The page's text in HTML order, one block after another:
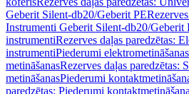
Geberit Silent-db20/Geberit PE
Instrumenti Geberit Silent-db20/Geberit
instrumentiRezerves daļas paredzētas:
instrumentiPiederumi
metināšanasRezerves daļas paredzētas:
metināšanasPiederumi
paredzētas: Piederumi